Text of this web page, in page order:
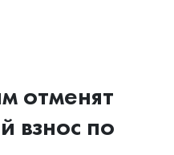
отменят
взнос по